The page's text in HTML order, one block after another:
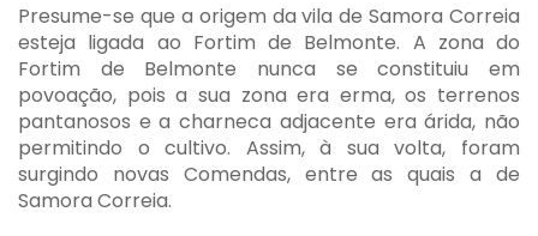
Presume-se que a origem da vila de Samora Correia
esteja ligada ao Fortim de Belmonte. A zona do
Fortim de Belmonte nunca se constituiu em
povoação, pois a sua zona era erma, os terrenos
pantanosos e a charneca adjacente era árida, não
permitindo o cultivo. Assim, à sua volta, foram
surgindo novas Comendas, entre as quais a de
Samora Correia.